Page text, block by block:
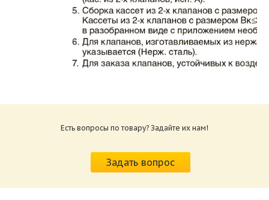
ВИНГС-М КЛОП-2.pdf
приводов КЛОП-2.pdf
Размер: 259.6 Кб
Есть вопросы по товару? Задайте их нам!
Задать вопрос